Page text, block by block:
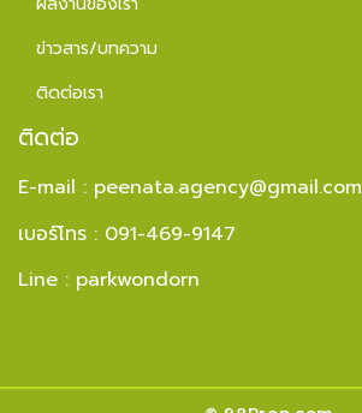
ข่าวสาร/บทความ
ติดต่อเรา
ติดต่อ
E-mail : peenata.agency@gmail.com
เบอร์โทร : 091-469-9147
Line : parkwondorn